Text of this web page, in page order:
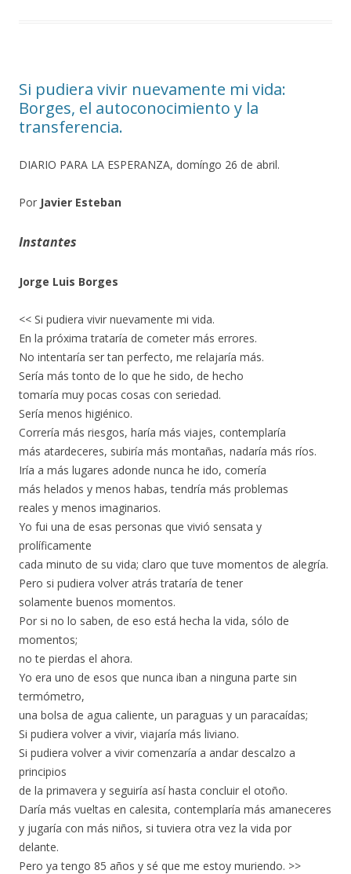
Si pudiera vivir nuevamente mi vida:
Borges, el autoconocimiento y la
transferencia.
DIARIO PARA LA ESPERANZA, domíngo 26 de abril.
Por Javier Esteban
Instantes
Jorge Luis Borges
<< Si pudiera vivir nuevamente mi vida.
En la próxima trataría de cometer más errores.
No intentaría ser tan perfecto, me relajaría más.
Sería más tonto de lo que he sido, de hecho
tomaría muy pocas cosas con seriedad.
Sería menos higiénico.
Correría más riesgos, haría más viajes, contemplaría
más atardeceres, subiría más montañas, nadaría más ríos.
Iría a más lugares adonde nunca he ido, comería
más helados y menos habas, tendría más problemas
reales y menos imaginarios.
Yo fui una de esas personas que vivió sensata y
prolíficamente
cada minuto de su vida; claro que tuve momentos de alegría.
Pero si pudiera volver atrás trataría de tener
solamente buenos momentos.
Por si no lo saben, de eso está hecha la vida, sólo de
momentos;
no te pierdas el ahora.
Yo era uno de esos que nunca iban a ninguna parte sin
termómetro,
una bolsa de agua caliente, un paraguas y un paracaídas;
Si pudiera volver a vivir, viajaría más liviano.
Si pudiera volver a vivir comenzaría a andar descalzo a
principios
de la primavera y seguiría así hasta concluir el otoño.
Daría más vueltas en calesita, contemplaría más amaneceres
y jugaría con más niños, si tuviera otra vez la vida por
delante.
Pero ya tengo 85 años y sé que me estoy muriendo. >>